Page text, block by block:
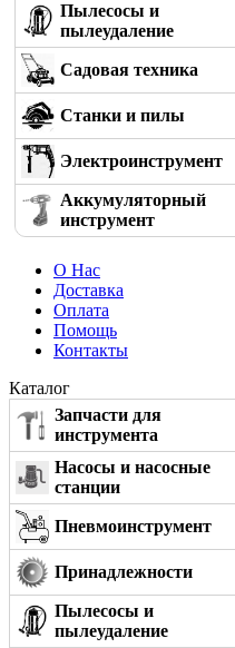
Пылесосы и
пылеудаление
Садовая техника
Станки и пилы
Электроинструмент
Аккумуляторный
инструмент
О Нас
Доставка
Оплата
Помощь
Контакты
Каталог
Запчасти для
инструмента
Насосы и насосные
станции
Пневмоинструмент
Принадлежности
Пылесосы и
пылеудаление